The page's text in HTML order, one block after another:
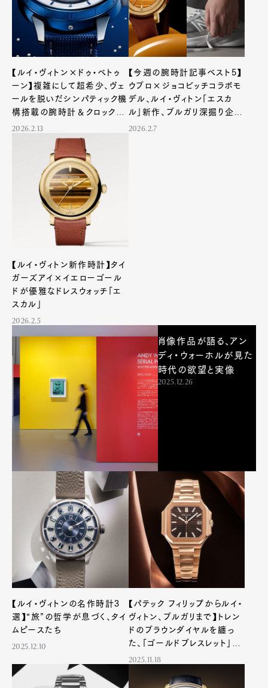
【ルイ・ヴィトン×ドゥ・ベトゥ
ーン】複雑にして超希少、ヴェ
ールを脱いだシンパティック機
構搭載の腕時計＆クロックと
は
2026.2.13
【今週の腕時計記事ベスト5】
ウブロ×ジョコビッチコラボモ
デル、ルイ・ヴィトン「エスカ
ル」新作、ブルガリ深掘り企画
など注目トピックが勢揃い！
2026.2.7
【ルイ・ヴィトン新作時計】タイ
ガーズアイ×イエローゴール
ドが優雅なドレスウォッチ「エ
スカル」
2026.2.5
肖像作品が語る、アン
ディ・ウォーホルが見た
時代の欲望と実像
2025.12.26
【ルイ・ヴィトンの名作時計3
選】“旅”の哲学が息づく、タイ
ムピースたち
2025.12.10
【パテック フィリップからルイ・
ヴィトン、ブルガリまで】トレン
ドのブラウンダイヤルを纏っ
た、「ゴールドブレスレット」の
腕時計3選
2025.11.18